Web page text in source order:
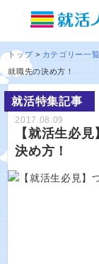
トップ カテゴリー一覧
就職先の決め方！
就活特集記事
2017.08.09
【就活生必
決め方！